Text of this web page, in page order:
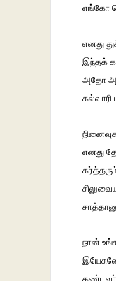
எங்கோ
எனது
இந்தக்
அதோ
எனது
நான்